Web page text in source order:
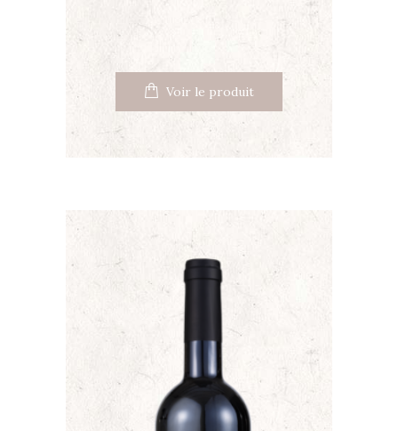
Voir le produit